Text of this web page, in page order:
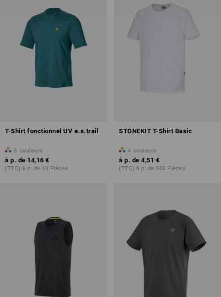
T-Shirt fonctionnel UV e.s.trail
6 couleurs
à p. de 14,16 €
(TTC) à p. de 10 Pièces
STONEKIT T-Shirt Basic
4 couleurs
à p. de 4,51 €
(TTC) à p. de 300 Pièces